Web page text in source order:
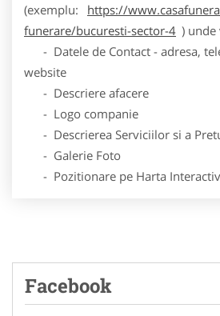
(exemplu:
https://
funerare/bucuresti-sector-4 ) unde
- Datele de Contact - adresa,
website
- Descriere afacere
- Logo companie
- Descrierea Serviciilor si a
- Galerie Foto
- Pozitionare pe Harta
Facebook